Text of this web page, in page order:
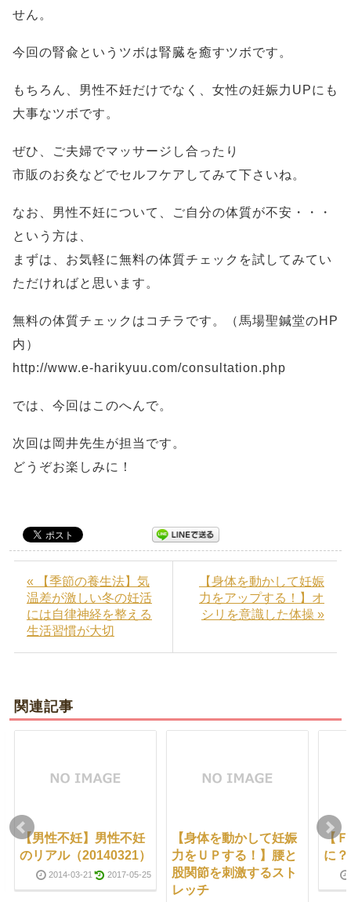
せん。
今回の腎兪というツボは腎臓を癒すツボです。
もちろん、男性不妊だけでなく、女性の妊娠力UPにも
大事なツボです。
ぜひ、ご夫婦でマッサージし合ったり
市販のお灸などでセルフケアしてみて下さいね。
なお、男性不妊について、ご自分の体質が不安・・・
という方は、
まずは、お気軽に無料の体質チェックを試してみてい
ただければと思います。
無料の体質チェックはコチラです。（馬場聖鍼堂のHP
内）
http://www.e-harikyuu.com/consultation.php
では、今回はこのへんで。
次回は岡井先生が担当です。
どうぞお楽しみに！
« 【季節の養生法】気
温差が激しい冬の妊活
には自律神経を整える
生活習慣が大切
【身体を動かして妊娠
力をアップする！】オ
シリを意識した体操 »
関連記事
【男性不妊】男性不妊
のリアル（20140321）
2014-03-21 2017-05-25
【身体を動かして妊娠
力をＵＰする！】腰と
股関節を刺激するスト
レッチ
【Ｆ
に